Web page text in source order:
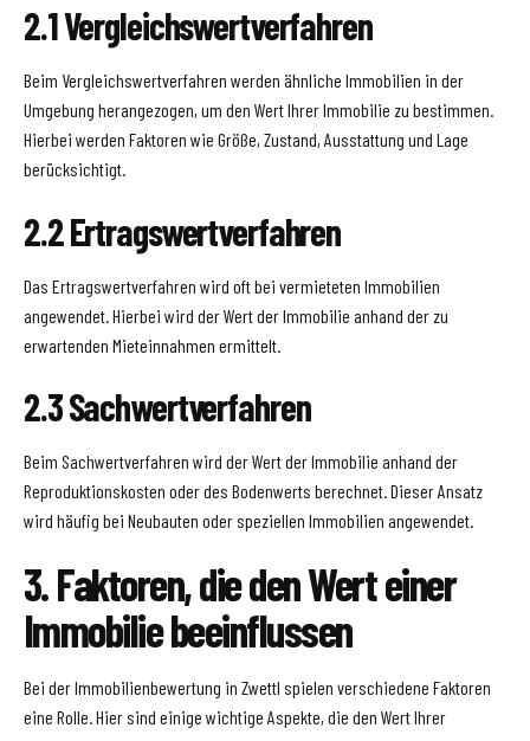
2.1 Vergleichswertverfahren
Beim Vergleichswertverfahren werden ähnliche Immobilien in der
Umgebung herangezogen, um den Wert Ihrer Immobilie zu bestimmen.
Hierbei werden Faktoren wie Größe, Zustand, Ausstattung und Lage
berücksichtigt.
2.2 Ertragswertverfahren
Das Ertragswertverfahren wird oft bei vermieteten Immobilien
angewendet. Hierbei wird der Wert der Immobilie anhand der zu
erwartenden Mieteinnahmen ermittelt.
2.3 Sachwertverfahren
Beim Sachwertverfahren wird der Wert der Immobilie anhand der
Reproduktionskosten oder des Bodenwerts berechnet. Dieser Ansatz
wird häufig bei Neubauten oder speziellen Immobilien angewendet.
3. Faktoren, die den Wert einer
Immobilie beeinflussen
Bei der Immobilienbewertung in Zwettl spielen verschiedene Faktoren
eine Rolle. Hier sind einige wichtige Aspekte, die den Wert Ihrer